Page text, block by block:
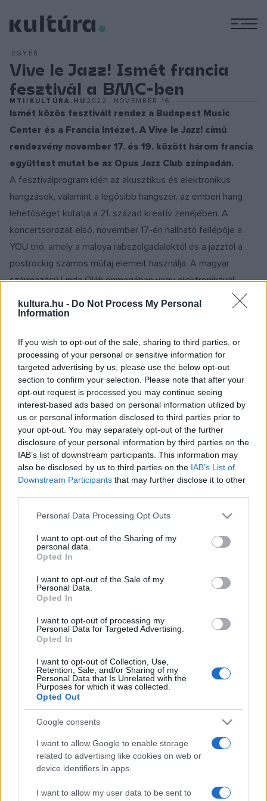
kultura.hu - Do Not Process My Personal
Information
If you wish to opt-out of the sale, sharing to third parties, or
processing of your personal or sensitive information for
targeted advertising by us, please use the below opt-out
section to confirm your selection. Please note that after your
opt-out request is processed you may continue seeing
interest-based ads based on personal information utilized by
us or personal information disclosed to third parties prior to
your opt-out. You may separately opt-out of the further
disclosure of your personal information by third parties on the
IAB’s list of downstream participants. This information may
also be disclosed by us to third parties on the IAB’s List of
Downstream Participants that may further disclose it to other
Please note that this website/app uses one or more Google
not limited to your visit or usage behaviour. You may click to
grant or deny consent to Google and its third-party tags to
use your data for below specified purposes in below Google
consent section.
Personal Data Processing Opt Outs
I want to opt-out of the Sharing of my
personal data.
Opted In
I want to opt-out of the Sale of my
Personal Data.
Opted In
I want to opt-out of processing my
Personal Data for Targeted Advertising.
Opted In
I want to opt-out of Collection, Use,
Retention, Sale, and/or Sharing of my
Personal Data that Is Unrelated with the
Purposes for which it was collected.
Opted Out
Google consents
I want to allow Google to enable storage
related to advertising like cookies on web or
device identifiers in apps.
I want to allow my user data to be sent to
EGYÉB
Vive le Jazz! Ismét francia
fesztivál a BMC-ben
MTI/KULTÚRA.HU 2022. NOVEMBER 16.
Ismét közös fesztivált rendez a Budapest Music
Center és a Francia Intézet. A Vive le Jazz! című
rendezvény november 17. és 19. között három francia
együttest mutat be az Opus Jazz Club színpadán.
A fesztiválprogram idén az akusztikus és elektronikus
hangzások, valamint a legősibb hangszer, az emberi hang
lehetőséget kutatja a 21. század kreatív zenéjében. A
koncertsorozat első, november 17-én hallható fellépője a
YOU trió, amely a maloya rabszolgadaloktól és a jazztől a
postrockig számos műfaj elemeit használja. A magyar
származású Linda Oláh önmagában vagy elektronikával
dúsítva megszólaló énekhangja a szívbe hatol, Guillaume
Magne gitáros tónusa az áttetsző hangoktól az üvöltésig
pedig különböző szelekre és áramlatokra nyitott zenét
komponál. Az énekhang, a gitár és a dobok egyszerre nyers
és kifinomult hangzása telített és mégis üres, ami állandó
izgalomban tartja a hallgatót.
Másnap, november 18-án a Mowgli, Ferdinand Doumerc
elektronikus jazztriója következik. A zenészt a Pulcinella
zenekarból is ismerheti a közönség, hiszen három albumot is
megjelentetett vele a BMC Records. A Mowgli zenéjében
fülbemászó riffek keverednek kísérleti témákkal,
aszimmetrikus, mégis táncolható groove-okkal.
A fesztivál záróakkordjait a francia sztártrió, a Droles de
Dames adja november 19-én. A francia jazz színfoltja,
Thomas de Pourquery (ének és altszaxofon) formációjának
legutóbbi albumát szintén a BMC adta ki tavaly. A
szaxofonjátéka, még komolyabb hatással volt rá egy másik
öntörvényű amerikai zseni, Sun Ra, az afrofuturista
zongorista-zeneszerző. Társa, Fabrice Martinez (trombita és
szárnykürt) korábban Charles Aznavourral, Sergent Garciával,
Tony Allennel és Jacques Higelinnel is dolgozott együtt,
Tellier és Etienne Daho szerepel.